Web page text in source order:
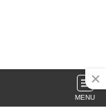
MENU